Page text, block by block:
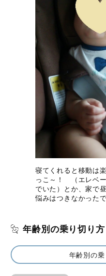
寝てくれると移動は
っこ～！ （エレベ
でいた）とか、家で
悩みはつきなかったで
年齢別の乗り切り方
年齢別の